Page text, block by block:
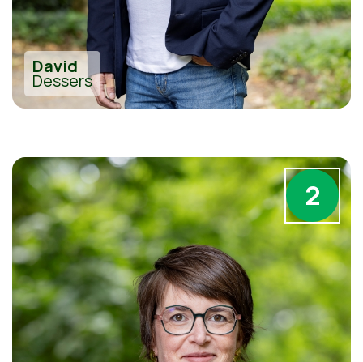
David
Dessers
2